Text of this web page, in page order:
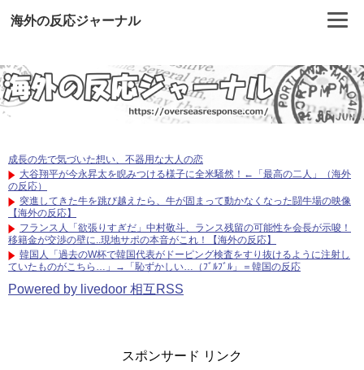
海外の反応ジャーナル
成長の先で気づいた想い、不器用な大人の恋
大谷翔平が今永昇太を睨みつける様子に全米騒然！←「最高の二人」（海外
の反応）
突進してきた牛を跳び越えたら、牛が固まって動かなくなった闘牛場の映像
【海外の反応】
フランス人「欲張りすぎだ」中村敬斗、ランス残留の可能性を会長が示唆！
移籍金が交渉の壁に..現地サポの本音がこれ！【海外の反応】
韓国人「過去のW杯で韓国代表がドーピング検査をすり抜けるように注射し
ていたものがこちら…」→「恥ずかしい…（ﾌﾞﾙﾌﾞﾙ」＝韓国の反応
Powered by livedoor 相互RSS
スポンサード リンク